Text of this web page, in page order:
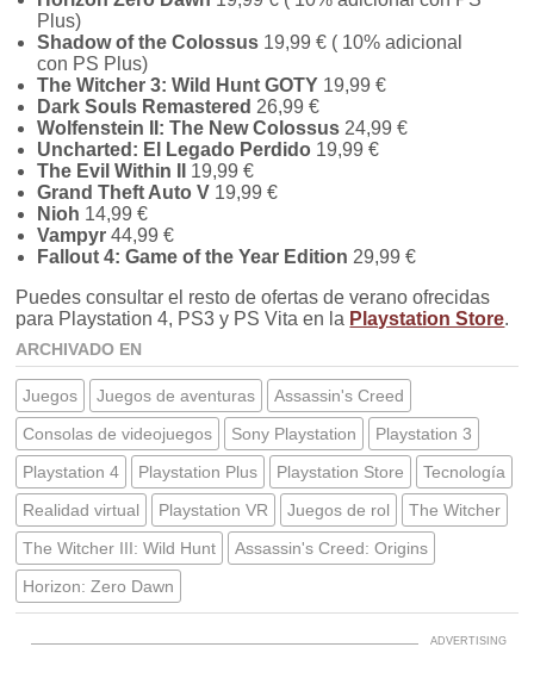
Plus)
Shadow of the Colossus 19,99 € ( 10% adicional
con PS Plus)
The Witcher 3: Wild Hunt GOTY 19,99 €
Dark Souls Remastered 26,99 €
Wolfenstein II: The New Colossus 24,99 €
Uncharted: El Legado Perdido 19,99 €
The Evil Within II
19,99 €
Grand Theft Auto V 19,99 €
Nioh 14,99 €
Vampyr 44,99 €
Fallout 4: Game of the Year Edition 29,99 €
Puedes consultar el resto de ofertas de verano ofrecidas
para Playstation 4, PS3 y PS Vita en la Playstation Store.
ARCHIVADO EN
Juegos Juegos de aventuras
Assassin's Creed
Consolas de videojuegos
Sony Playstation
Playstation 3
Playstation 4
Playstation Plus Playstation Store
Tecnología
Realidad virtual
Playstation VR Juegos de rol
The Witcher
The Witcher III: Wild Hunt
Assassin's Creed: Origins
Horizon: Zero Dawn